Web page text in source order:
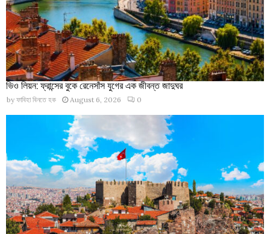
ভিও লিয়ন: ফ্রান্সের বুকে রেনেসাঁস যুগের এক জীবন্ত জাদুঘর
by ফাবিহা বিনতে হক August 6, 2026 0